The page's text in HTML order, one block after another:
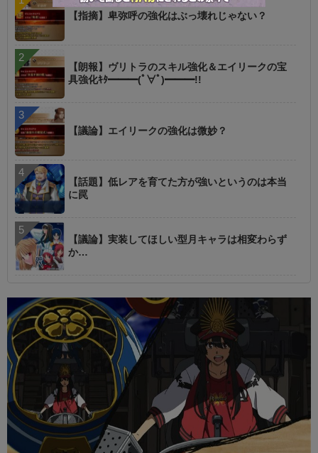
【指摘】卑弥呼の強化はぶっ壊れじゃない？
【朗報】ヴリトラのスキル強化＆エイリークの宝
具強化ｷﾀ━━━(ﾟ∀ﾟ)━━━!!
【議論】エイリークの強化は微妙？
【話題】低レアを育てた方が強いというのは本当
に罠
【議論】実装してほしい型月キャラは相変わらず
か…